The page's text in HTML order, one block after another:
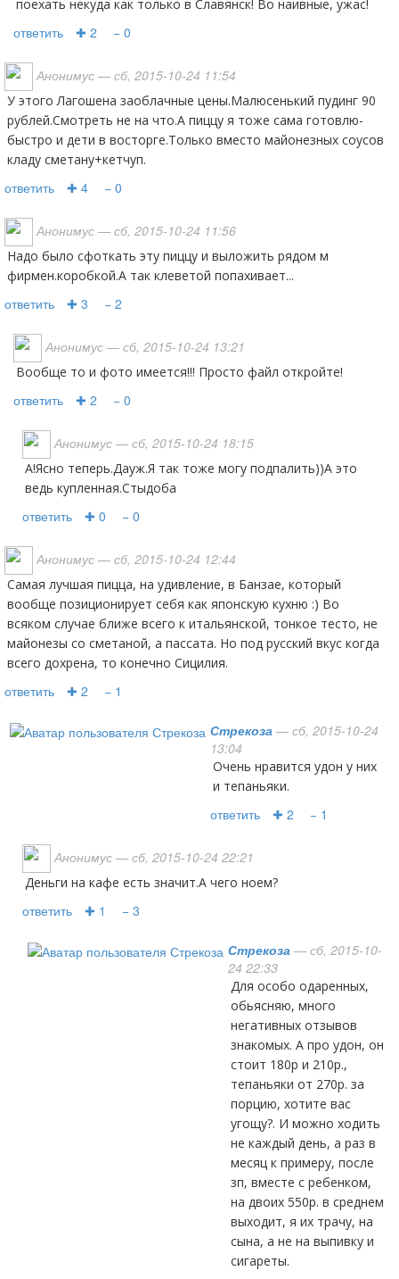
поехать некуда как только в Славянск! Во наивные, ужас!
ответить ✚ 2 − 0
Анонимус — сб, 2015-10-24 11:54
У этого Лагошена заоблачные цены.Малюсенький пудинг 90
рублей.Смотреть не на что.А пиццу я тоже сама готовлю-
быстро и дети в восторге.Только вместо майонезных соусов
кладу сметану+кетчуп.
ответить ✚ 4 − 0
Анонимус — сб, 2015-10-24 11:56
Надо было сфоткать эту пиццу и выложить рядом м
фирмен.коробкой.А так клеветой попахивает...
ответить ✚ 3 − 2
Анонимус — сб, 2015-10-24 13:21
Вообще то и фото имеется!!! Просто файл откройте!
ответить ✚ 2 − 0
Анонимус — сб, 2015-10-24 18:15
А!Ясно теперь.Дауж.Я так тоже могу подпалить))А это
ведь купленная.Стыдоба
ответить ✚ 0 − 0
Анонимус — сб, 2015-10-24 12:44
Самая лучшая пицца, на удивление, в Банзае, который
вообще позиционирует себя как японскую кухню :) Во
всяком случае ближе всего к итальянской, тонкое тесто, не
майонезы со сметаной, а пассата. Но под русский вкус когда
всего дохрена, то конечно Сицилия.
ответить ✚ 2 − 1
Стрекоза — сб, 2015-10-24
13:04
Очень нравится удон у них
и тепаньяки.
ответить ✚ 2 − 1
Анонимус — сб, 2015-10-24 22:21
Деньги на кафе есть значит.А чего ноем?
ответить ✚ 1 − 3
Стрекоза — сб, 2015-10-
24 22:33
Для особо одаренных,
обьясняю, много
негативных отзывов
знакомых. А про удон, он
стоит 180р и 210р.,
тепаньяки от 270р. за
порцию, хотите вас
угощу?. И можно ходить
не каждый день, а раз в
месяц к примеру, после
зп, вместе с ребенком,
на двоих 550р. в среднем
выходит, я их трачу, на
сына, а не на выпивку и
сигареты.